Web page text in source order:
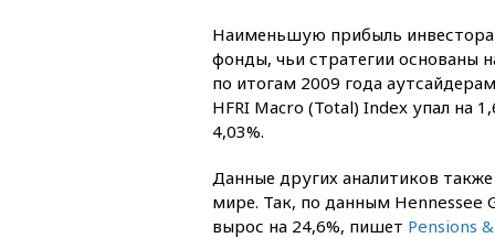
Наименьшую прибыль
фонды, чьи стратегии основаны
по итогам 2009 года
HFRI Macro (Total) Index упал на
4,03%.
Данные других аналитиков
мире. Так, по данным Hennessee
вырос на 24,6%, пишет Pensions